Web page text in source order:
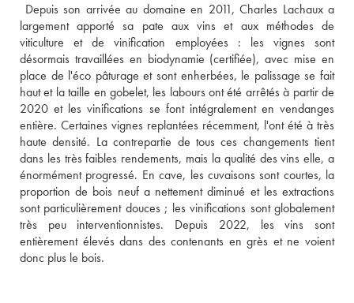
Depuis son arrivée au domaine en 2011, Charles Lachaux a
largement apporté sa pate aux vins et aux méthodes de
viticulture et de vinification employées : les vignes sont
désormais travaillées en biodynamie (certifiée), avec mise en
place de l'éco pâturage et sont enherbées, le palissage se fait
haut et la taille en gobelet, les labours ont été arrêtés à partir de
2020 et les vinifications se font intégralement en vendanges
entière. Certaines vignes replantées récemment, l'ont été à très
haute densité. La contrepartie de tous ces changements tient
dans les très faibles rendements, mais la qualité des vins elle, a
énormément progressé. En cave, les cuvaisons sont courtes, la
proportion de bois neuf a nettement diminué et les extractions
sont particulièrement douces ; les vinifications sont globalement
très peu interventionnistes. Depuis 2022, les vins sont
entièrement élevés dans des contenants en grès et ne voient
donc plus le bois.